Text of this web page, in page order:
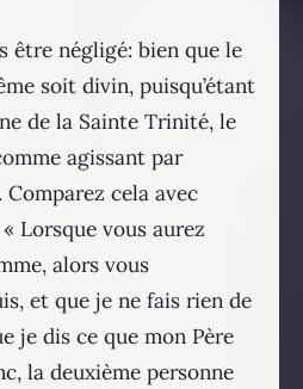
être négligé: bien que le
soit divin, puisqu’étant
de la Sainte Trinité, le
agissant par
cela avec
Lorsque vous aurez
alors vous
et que je ne fais rien de
je dis ce que mon Père
la deuxième personne